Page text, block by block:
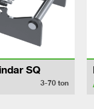
SQ
3-70ton